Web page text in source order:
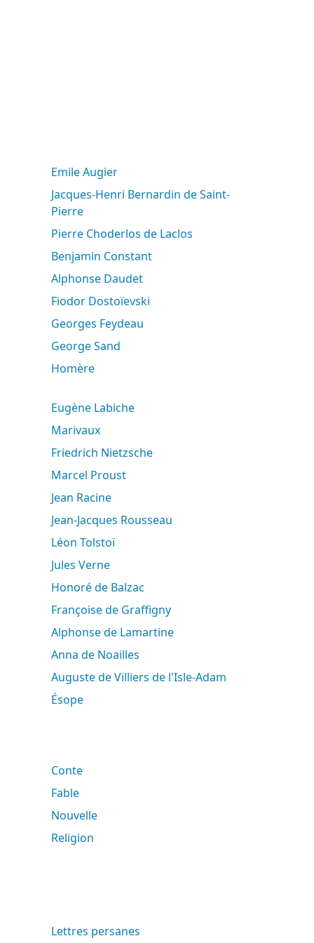
Emile Augier
Jacques-Henri Bernardin de Saint-
Pierre
Pierre Choderlos de Laclos
Benjamin Constant
Alphonse Daudet
Fiodor Dostoïevski
Georges Feydeau
George Sand
Homère
Eugène Labiche
Marivaux
Friedrich Nietzsche
Marcel Proust
Jean Racine
Jean-Jacques Rousseau
Léon Tolstoï
Jules Verne
Honoré de Balzac
Françoise de Graffigny
Alphonse de Lamartine
Anna de Noailles
Auguste de Villiers de l'Isle-Adam
Ésope
Conte
Fable
Nouvelle
Religion
Lettres persanes